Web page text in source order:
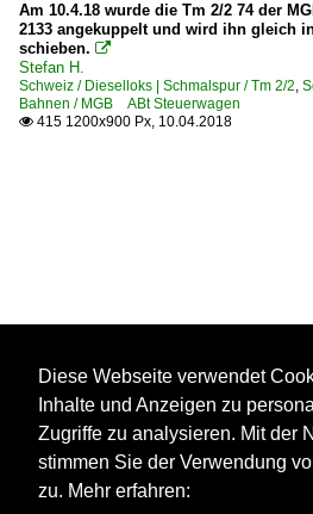
Am 10.4.18 wurde die Tm 2/2 74 der
2133 angekuppelt und wird ihn gleich
schieben. 
Stefan H.
Schweiz / Dieselloks | Schmalspur / Tm 2/2,
Bahnen / MGB ABt Steuerwagen
 415 1200x900 Px, 10.04.2018
Diese Webseite verwendet
Inhalte und Anzeigen zu
Zugriffe zu analysieren. Mit der
stimmen Sie der Verwendung
zu. Mehr erfahren: